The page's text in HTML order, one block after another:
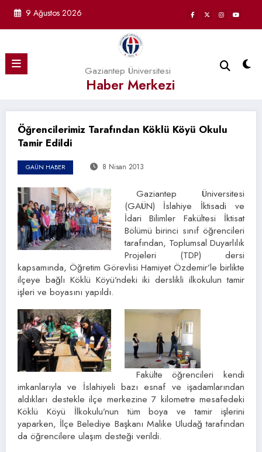
9 Ağustos 2026
Gaziantep Üniversitesi
Haber Merkezi
Öğrencilerimiz Tarafından Köklü Köyü Okulu
Tamir Edildi
GAÜN HABER 8 Nisan 2013
Gaziantep Üniversitesi
(GAÜN) İslahiye İktisadi ve
İdari Bilimler Fakültesi İktisat
Bölümü birinci sınıf öğrencileri
tarafından, Toplumsal Duyarlılık
Projeleri (TDP) dersi
kapsamında, Öğretim Görevlisi Hamiyet Özdemir’le birlikte
ilçeye bağlı Köklü Köyü’ndeki iki derslikli ilkokulun tamir
işleri ve boyasını yapıldı.
Fakülte öğrencileri kendi
imkanlarıyla ve İslahiyeli bazı esnaf ve işadamlarından
aldıkları destekle ilçe merkezine 7 kilometre mesafedeki
Köklü Köyü İlkokulu’nun tüm boya ve tamir işlerini
yaparken, İlçe Belediye Başkanı Malike Uludağ tarafından
da öğrencilere ulaşım desteği verildi.